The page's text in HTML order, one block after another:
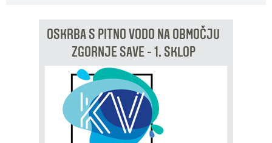
OSKRBA S PITNO VODO NA OBMOČJU
ZGORNJE SAVE - 1. SKLOP